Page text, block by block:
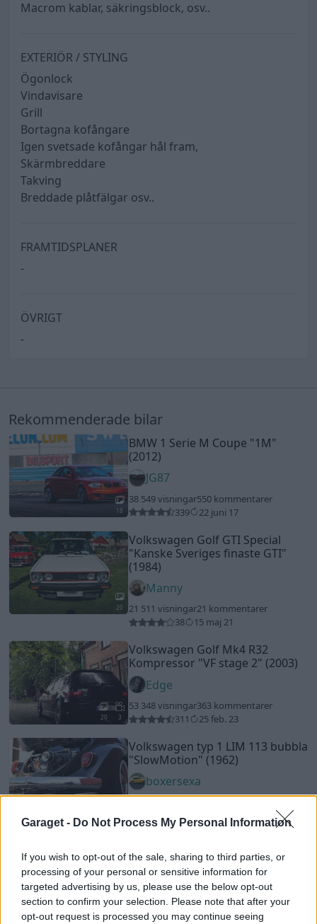
Garaget - Do Not Process My Personal Information
If you wish to opt-out of the sale, sharing to third parties, or
processing of your personal or sensitive information for
targeted advertising by us, please use the below opt-out
section to confirm your selection. Please note that after your
opt-out request is processed you may continue seeing
Macrom kablar, säkringsblock, osv..
EXTERIÖR / STYLING
Ögonlock
Vindavisare
Grill
Bortagna kofångare
Igen svetsade kofångar hål fram,
Skärmbreddare
Takving
Breddade plåtfälgar osv..
FRAMTIDSPLANER
-
ÖVRIGT
-
Rekommenderade bilar
18
BMW 1 Serie M Coupe "1M"
(2012)
JG87
38 549 visningar550 kommentarer
339
22 juni 17
20
Volkswagen Golf GTI Special
"Kanske Sveriges finaste GTI"
(1984)
Manny
21 511 visningar21 kommentarer
38
15 maj 21
20 3
Volkswagen Golf Mk4 R32
Kompressor "VF stage 2" (2003)
Edge
53 348 visningar363 kommentarer
311
25 feb. 23
Volkswagen typ 1 LIM 113 bubbla
"SlowMotion" (1962)
boxersexa
290
3 april 24
"JEZZICA edition 500hk"(2001)
PorscheJezzica
111 432 visningar 628 kommentarer
872
3 april 16